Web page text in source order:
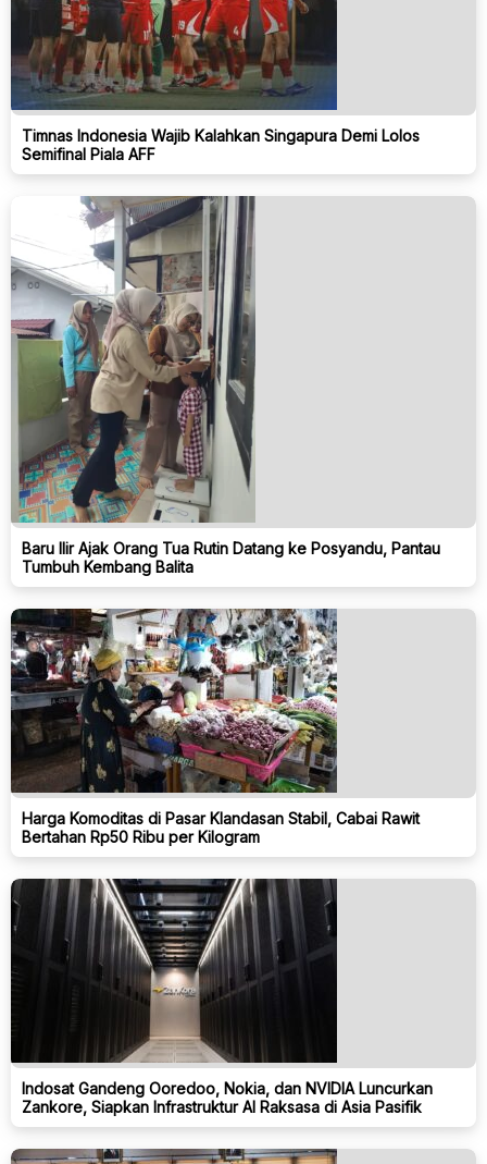
Timnas Indonesia Wajib Kalahkan Singapura Demi Lolos
Semifinal Piala AFF
Baru Ilir Ajak Orang Tua Rutin Datang ke Posyandu, Pantau
Tumbuh Kembang Balita
Harga Komoditas di Pasar Klandasan Stabil, Cabai Rawit
Bertahan Rp50 Ribu per Kilogram
Indosat Gandeng Ooredoo, Nokia, dan NVIDIA Luncurkan
Zankore, Siapkan Infrastruktur AI Raksasa di Asia Pasifik